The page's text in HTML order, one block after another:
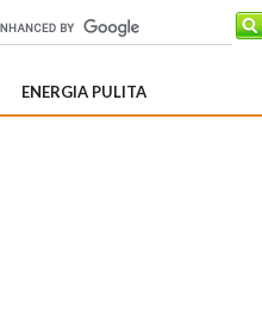
ENERGIA PULITA